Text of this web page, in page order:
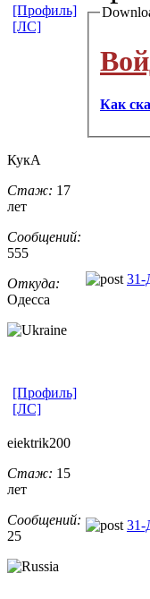
Как
[Профиль]
[ЛС]
КукА
Стаж: 17
лет
Сообщений:
555
Откуда:
Одесса
31-
[Профиль]
[ЛС]
eiektrik200
Стаж: 15
лет
Сообщений:
25
31-